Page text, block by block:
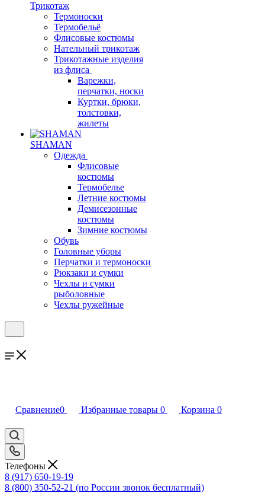
Трикотаж
Термоноски
Термобельё
Флисовые костюмы
Нательный трикотаж
Трикотажные изделия
из флиса
Варежки,
перчатки, носки
Куртки, брюки,
толстовки,
жилеты
SHAMAN
Одежда
Флисовые
костюмы
Термобелье
Летние костюмы
Демисезонные
костюмы
Зимние костюмы
Обувь
Головные уборы
Перчатки и термоноски
Рюкзаки и сумки
Чехлы и сумки
рыболовные
Чехлы ружейные
Сравнение0 Избранные товары 0 Корзина 0
Телефоны
8 (917) 650-19-19
8 (800) 350-52-21 (по России звонок бесплатный)